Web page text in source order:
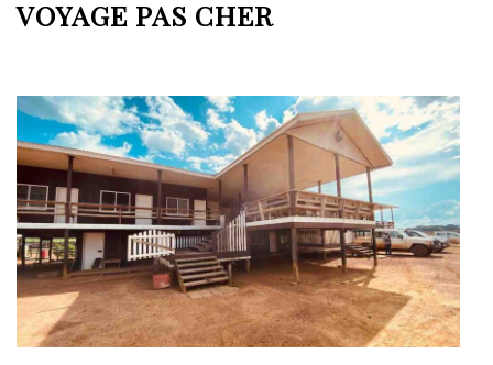
VOYAGE PAS CHER